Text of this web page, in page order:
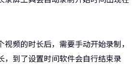
频的时长后，需要手动开始录制，
，到了设置时间软件会自行结束录